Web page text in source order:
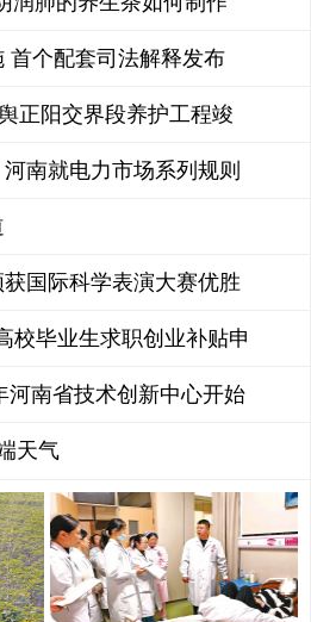
首个配套司法解释发布
正阳交界段养护工程竣
南就电力市场系列规则
国际科学表演大赛优胜
校毕业生求职创业补贴申
河南省技术创新中心开始
天气